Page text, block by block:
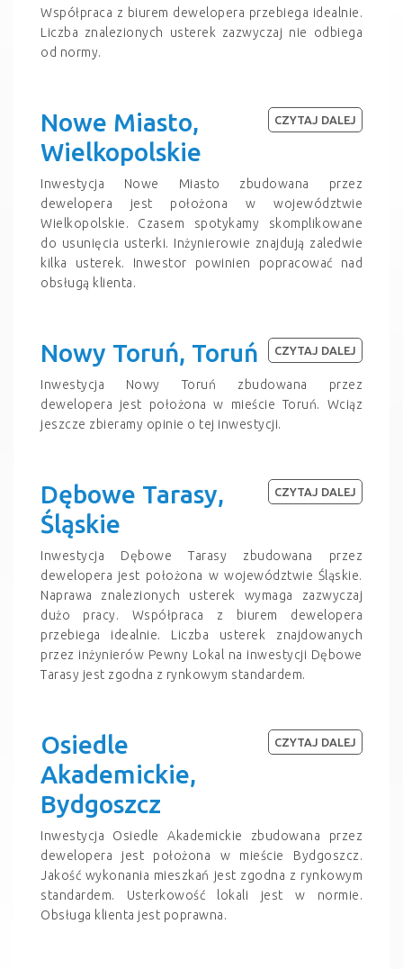
Współpraca z biurem dewelopera przebiega idealnie.
Liczba znalezionych usterek zazwyczaj nie odbiega
od normy.
Nowe Miasto,
Wielkopolskie
Inwestycja Nowe Miasto zbudowana przez
dewelopera jest położona w województwie
Wielkopolskie. Czasem spotykamy skomplikowane
do usunięcia usterki. Inżynierowie znajdują zaledwie
kilka usterek. Inwestor powinien popracować nad
obsługą klienta.
CZYTAJ DALEJ
Nowy Toruń, Toruń
Inwestycja Nowy Toruń zbudowana przez
dewelopera jest położona w mieście Toruń. Wciąz
jeszcze zbieramy opinie o tej inwestycji.
CZYTAJ DALEJ
Dębowe Tarasy,
Śląskie
Inwestycja Dębowe Tarasy zbudowana przez
dewelopera jest położona w województwie Śląskie.
Naprawa znalezionych usterek wymaga zazwyczaj
dużo pracy. Współpraca z biurem dewelopera
przebiega idealnie. Liczba usterek znajdowanych
przez inżynierów Pewny Lokal na inwestycji Dębowe
Tarasy jest zgodna z rynkowym standardem.
CZYTAJ DALEJ
Osiedle
Akademickie,
Bydgoszcz
Inwestycja Osiedle Akademickie zbudowana przez
dewelopera jest położona w mieście Bydgoszcz.
Jakość wykonania mieszkań jest zgodna z rynkowym
standardem. Usterkowość lokali jest w normie.
Obsługa klienta jest poprawna.
CZYTAJ DALEJ